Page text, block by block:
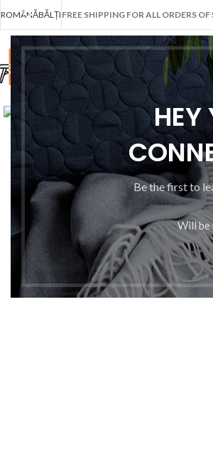
HEY
Be the first to
Will be
ROMÂNĂBĂLȚI FREE SHIPPING FOR ALL ORDERS
Fă clic pentru a mări